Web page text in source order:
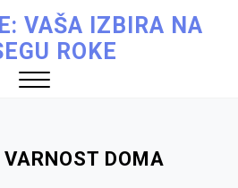
VAŠA IZBIRA NA
ROKE
VARNOST DOMA